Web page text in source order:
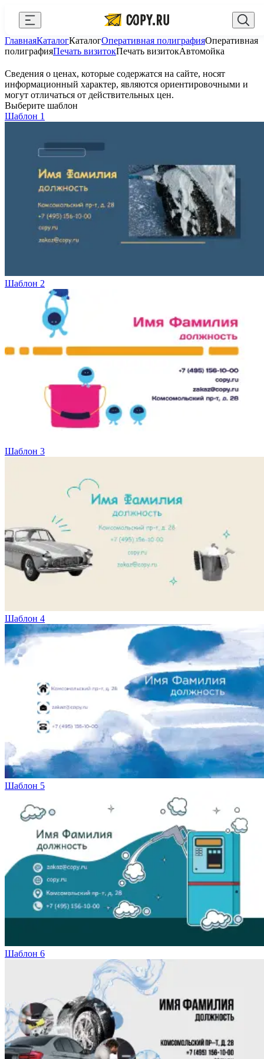
Выберите город Войти
+7 (495) 156-10-00 zakaz@copy.ru
AI Copy.ru
Сувениры с логотипом
Для бизнеса
Новости
Генератор QR-кодов
Публичная оферта
Вакансии
О компании
Написать директору
Арендодателям
Франшиза
Контакты
Закрыть
ГлавнаяКаталогКаталогОперативная полиграфияОперативная
полиграфияПечать визитокПечать визитокАвтомойка
Сведения о ценах, которые содержатся на сайте, носят
информационный характер, являются ориентировочными и
могут отличаться от действительных цен.
Выберите шаблон
Шаблон 1
Шаблон 2
Шаблон 3
Шаблон 4
Шаблон 5
Шаблон 6